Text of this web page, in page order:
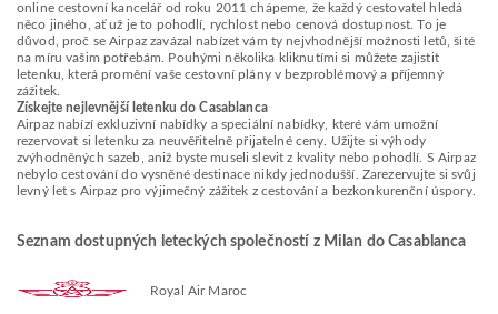
online cestovní kancelář od roku 2011 chápeme, že každý cestovatel hledá
něco jiného, ať už je to pohodlí, rychlost nebo cenová dostupnost. To je
důvod, proč se Airpaz zavázal nabízet vám ty nejvhodnější možnosti letů, šité
na míru vašim potřebám. Pouhými několika kliknutími si můžete zajistit
letenku, která promění vaše cestovní plány v bezproblémový a příjemný
zážitek.
Získejte nejlevnější letenku do Casablanca
Airpaz nabízí exkluzivní nabídky a speciální nabídky, které vám umožní
rezervovat si letenku za neuvěřitelně přijatelné ceny. Užijte si výhody
zvýhodněných sazeb, aniž byste museli slevit z kvality nebo pohodlí. S Airpaz
nebylo cestování do vysněné destinace nikdy jednodušší. Zarezervujte si svůj
levný let s Airpaz pro výjimečný zážitek z cestování a bezkonkurenční úspory.
Seznam dostupných leteckých společností z Milan do Casablanca
Royal Air Maroc